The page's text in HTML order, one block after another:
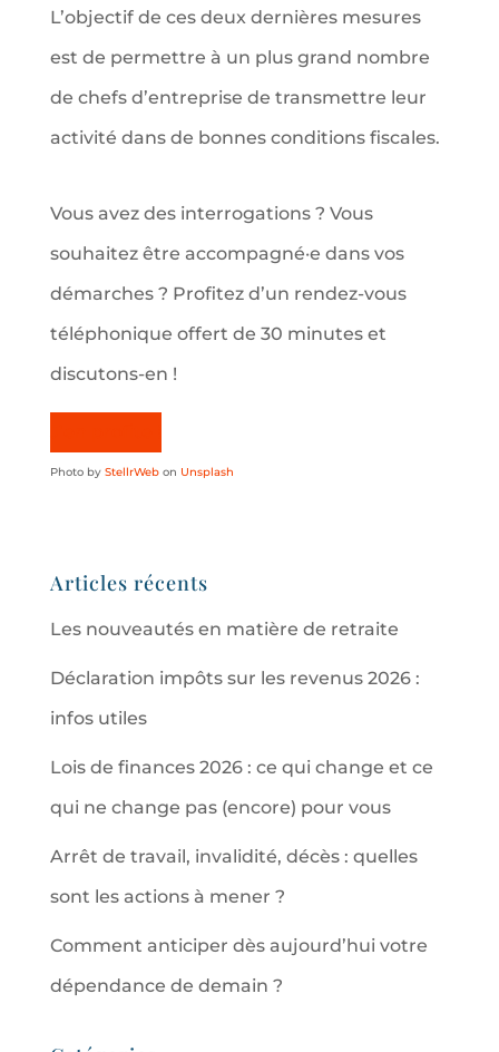
L’objectif de ces deux dernières mesures
est de permettre à un plus grand nombre
de chefs d’entreprise de transmettre leur
activité dans de bonnes conditions fiscales.
Vous avez des interrogations ? Vous
souhaitez être accompagné·e dans vos
démarches ? Profitez d’un rendez-vous
téléphonique offert de 30 minutes et
discutons-en !
Photo by StellrWebon Unsplash
Articles récents
Les nouveautés en matière de retraite
Déclaration impôts sur les revenus 2026 :
infos utiles
Lois de finances 2026 : ce qui change et ce
qui ne change pas (encore) pour vous
Arrêt de travail, invalidité, décès : quelles
sont les actions à mener ?
Comment anticiper dès aujourd’hui votre
dépendance de demain ?